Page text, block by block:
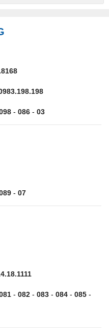
- 086 - 03
- 07
- 082 - 083 - 084 - 085 -